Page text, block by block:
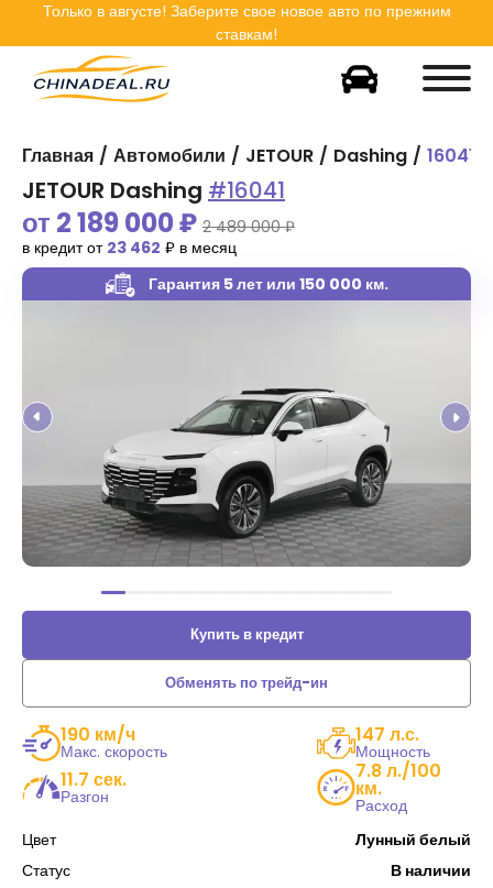
Только в августе! Заберите свое новое авто по прежним
ставкам!
Главная Автомобили JETOUR Dashing 16041
Купить в кредит
Обменять по трейд-ин
190 км/ч
Макс. скорость
147 л.с.
Мощность
11.7 сек.
Разгон
7.8 л./100
км.
Расход
Цвет
Лунный белый
Статус
В наличии
Гарантия 5 лет или 150 000 км.
от 2 189 000₽ 2 489 000 ₽
в кредит от 23 462 ₽ в месяц
JETOUR Dashing #16041